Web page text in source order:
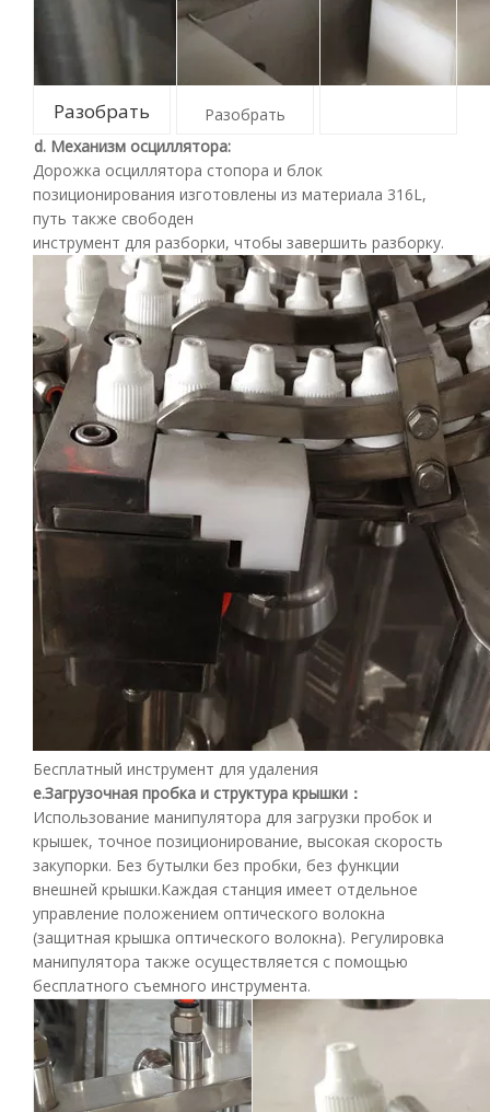
Разобрать Разобрать
d. Механизм осциллятора:
Дорожка осциллятора стопора и блок
позиционирования изготовлены из материала 316L,
путь также свободен
инструмент для разборки, чтобы завершить разборку.
Бесплатный инструмент для удаления
е.Загрузочная пробка и структура крышки ：
Использование манипулятора для загрузки пробок и
крышек, точное позиционирование, высокая скорость
закупорки. Без бутылки без пробки, без функции
внешней крышки.Каждая станция имеет отдельное
управление положением оптического волокна
(защитная крышка оптического волокна). Регулировка
манипулятора также осуществляется с помощью
бесплатного съемного инструмента.